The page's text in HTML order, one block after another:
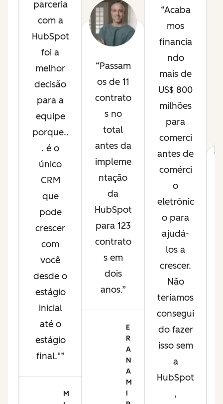
parceria
com a
HubSpot
foi a
melhor
decisão
para a
equipe
porque..
. é o
único
CRM
que
pode
crescer
com
você
desde o
estágio
inicial
até o
estágio
final."
M
Passam
os de 11
contrato
s no
total
antes da
impleme
ntação
da
HubSpot
para 123
contrato
s em
dois
anos.
E
R
A
N
A
M
I
Acaba
mos
financia
ndo
mais de
US$ 800
milhões
para
comerci
antes de
comérci
o
eletrônic
o para
ajudá-
los a
crescer.
Não
teríamos
consegui
do fazer
isso sem
a
HubSpot
,